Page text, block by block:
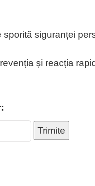
siguranței
și reacția
Trimite